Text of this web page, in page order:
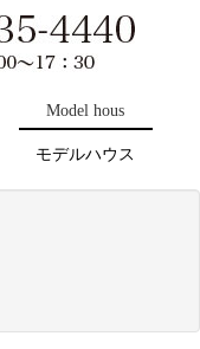
Model hous
モデルハウス